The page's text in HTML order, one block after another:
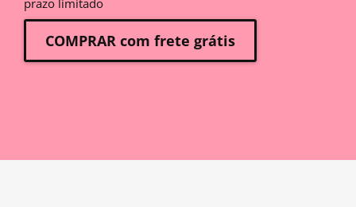
prazo limitado
COMPRAR com frete grátis